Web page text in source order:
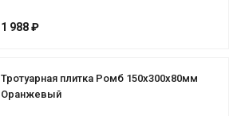
1 988 ₽
Тротуарная плитка Ромб 150х300х80мм
Оранжевый